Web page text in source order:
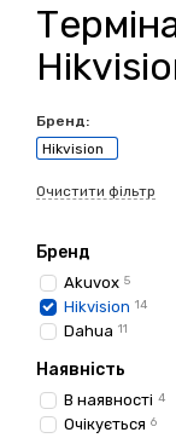
Бренд:
Hikvision
Очистити фільтр
Бренд
Akuvox 5
Hikvision 14
Dahua 11
Наявність
В наявності 4
Очікується 6